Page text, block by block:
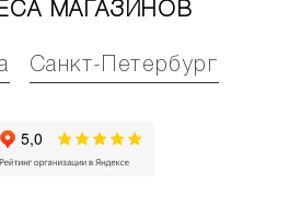
МАГАЗИНОВ
Санкт-Петербург